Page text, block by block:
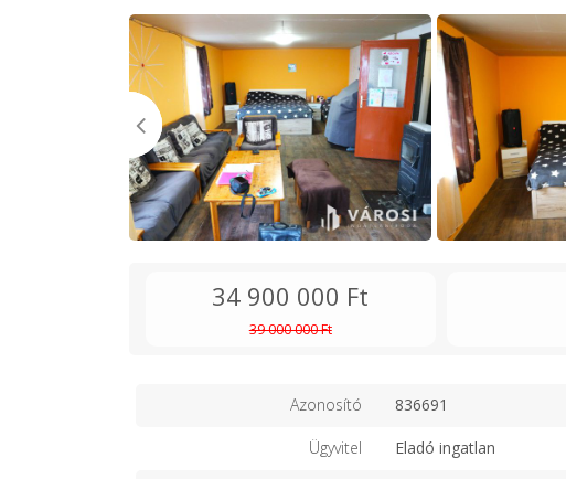
34 900 000 Ft
39 000 000 Ft
Azonosító 836691
Ügyvitel Eladó ingatlan